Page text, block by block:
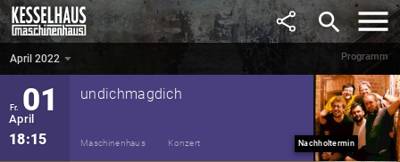
search
Programm
18:00 Maschinenhaus Konzert
April 2022
Fr. 01
April
18:15
undichmagdich
Maschinenhaus Konzert Nachholtermin
April 2022 ▼